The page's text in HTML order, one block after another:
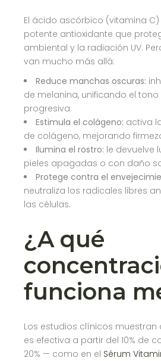
El ácido ascórbico (vitamina
potente antioxidante que
ambiental y la radiación UV.
van mucho más allá:
Reduce manchas oscuras:
de melanina, unificando el
progresiva.
Estimula el colágeno: activa
de colágeno, mejorando
Ilumina el rostro: le devuelve
pieles apagadas o con daño
Protege contra el
neutraliza los radicales libres
las células.
¿A qué
funciona
Los estudios clínicos muestran
es efectiva a partir del 10% de
20% — como en el Sérum